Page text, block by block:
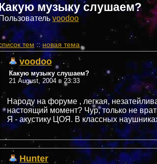
музыку слушаем?
Пользователь voodoo
тем :: новая тема
voodoo
Какую музыку слушаем?
21 August, 2004 в 23:33
Народу на форуме , легкая,
настоящий момент? Чур, только не
Я - акустику ЦОЯ. В классных
Hunter